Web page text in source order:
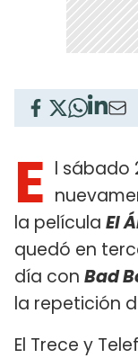
E l sábado
la película El
quedó en
día con Bad
la repetición
El Trece y